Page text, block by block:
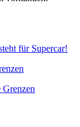
für Supercar!